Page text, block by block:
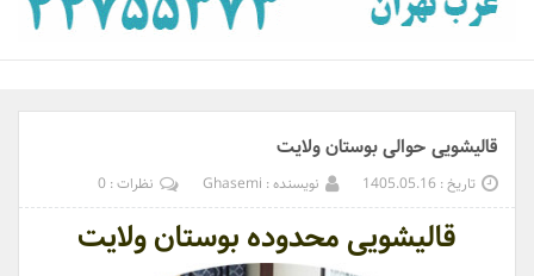
قالیشویی حوالی بوستان ولایت
تاریخ : 1405.05.16 نویسنده : Ghasemi نظرات : 0
قالیشویی محدوده بوستان ولایت